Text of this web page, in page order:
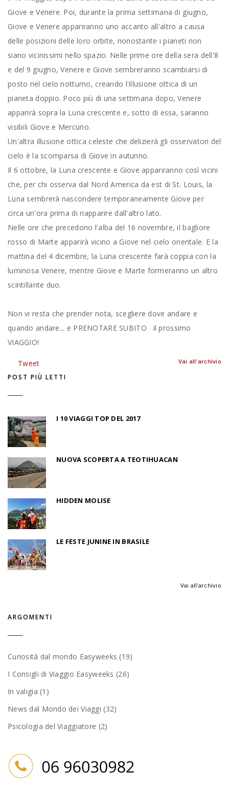
Giove e Venere. Poi, durante la prima settimana di giugno,
Giove e Venere appariranno uno accanto all'altro a causa
delle posizioni delle loro orbite, nonostante i pianeti non
siano vicinissimi nello spazio. Nelle prime ore della sera dell'8
e del 9 giugno, Venere e Giove sembreranno scambiarsi di
posto nel cielo notturno, creando l'illusione ottica di un
pianeta doppio. Poco più di una settimana dopo, Venere
apparirà sopra la Luna crescente e, sotto di essa, saranno
visibili Giove e Mercurio.
Un'altra illusione ottica celeste che delizierà gli osservatori del
cielo è la scomparsa di Giove in autunno.
Il 6 ottobre, la Luna crescente e Giove appariranno così vicini
che, per chi osserva dal Nord America da est di St. Louis, la
Luna sembrerà nascondere temporaneamente Giove per
circa un'ora prima di riapparire dall'altro lato.
Nelle ore che precedono l'alba del 16 novembre, il bagliore
rosso di Marte apparirà vicino a Giove nel cielo orientale. E la
mattina del 4 dicembre, la Luna crescente farà coppia con la
luminosa Venere, mentre Giove e Marte formeranno un altro
scintillante duo.
Non vi resta che prender nota, scegliere dove andare e
quando andare... e PRENOTARE SUBITO il prossimo
VIAGGIO!
Vai all'archivio
Tweet
POST PIÙ LETTI
I 10 VIAGGI TOP DEL 2017
NUOVA SCOPERTA A TEOTIHUACAN
HIDDEN MOLISE
LE FESTE JUNINE IN BRASILE
Vai all'archivio
ARGOMENTI
Curiosità dal mondo Easyweeks (19)
I Consigli di Viaggio Easyweeks (26)
In valigia (1)
News dal Mondo dei Viaggi (32)
Psicologia del Viaggiatore (2)